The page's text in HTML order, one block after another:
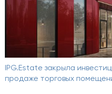
IPG.Estate закрыла
продаже торговых